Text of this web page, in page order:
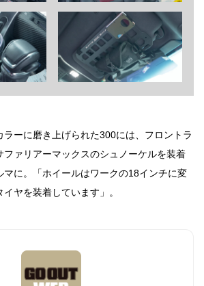
ーに磨き上げられた300には、フロントラ
ファリアーマックスのシュノーケルを装着
マに。「ホイールはワークの18インチに変
ヤを装着しています」。